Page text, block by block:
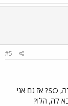
#5
גם אני חשבתי ככה עד שנתיים לפני שליבי נולדה, SO? אז גם אני
לה, הלו?